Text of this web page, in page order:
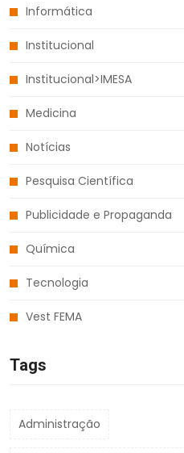
Informática
Institucional
Institucional>IMESA
Medicina
Notícias
Pesquisa Científica
Publicidade e Propaganda
Química
Tecnologia
Vest FEMA
Tags
Administração